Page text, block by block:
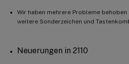
Wir haben mehrere Probleme
weitere Sonderzeichen und
Neuerungen in 2110